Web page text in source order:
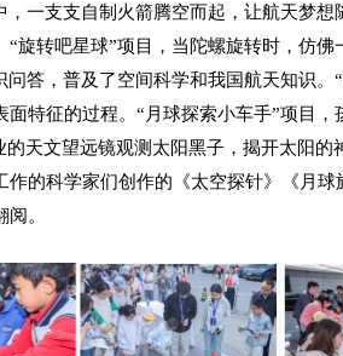
一支支自制火箭腾空而起，让航天梦
旋转吧星球”项目，当陀螺旋转时，仿
答，普及了空间科学和我国航天知识
特征的过程。“月球探索小车手”项目
天文望远镜观测太阳黑子，揭开太阳
的科学家们创作的《太空探针》《月
。